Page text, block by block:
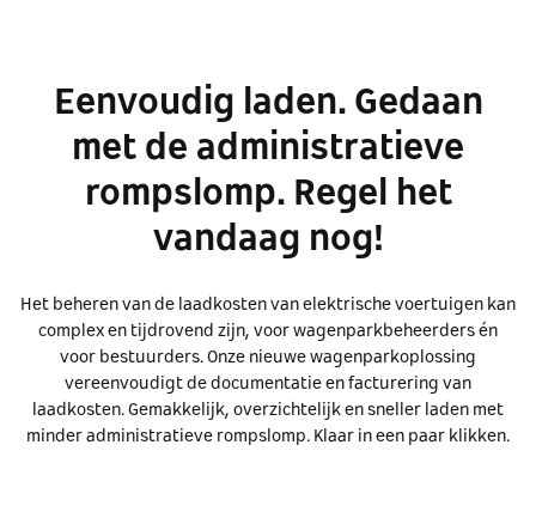
Eenvoudig laden. Gedaan
met de administratieve
rompslomp. Regel het
vandaag nog!
Het beheren van de laadkosten van elektrische voertuigen kan
complex en tijdrovend zijn, voor wagenparkbeheerders én
voor bestuurders. Onze nieuwe wagenparkoplossing
vereenvoudigt de documentatie en facturering van
laadkosten. Gemakkelijk, overzichtelijk en sneller laden met
minder administratieve rompslomp. Klaar in een paar klikken.